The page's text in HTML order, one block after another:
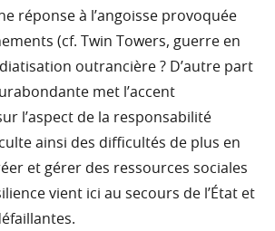
réponse à l’angoisse provoquée
(cf. Twin Towers, guerre en
outrancière ? D’autre part
met l’accent
l’aspect de la responsabilité
ainsi des difficultés de plus en
et gérer des ressources sociales
vient ici au secours de l’État et